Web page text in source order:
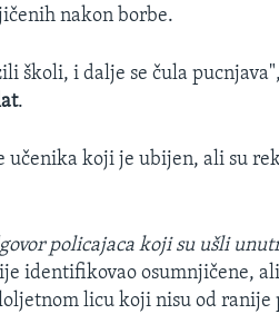
nakon borbe.
školi, i dalje se čula
.
učenika koji je ubijen, ali su
policajaca koji su ušli
identifikovao osumnjičene,
licu koji nisu od ranije